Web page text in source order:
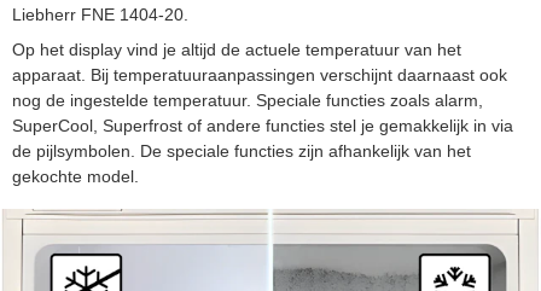
Liebherr FNE 1404-20.
Op het display vind je altijd de actuele temperatuur van het
apparaat. Bij temperatuuraanpassingen verschijnt daarnaast ook
nog de ingestelde temperatuur. Speciale functies zoals alarm,
SuperCool, Superfrost of andere functies stel je gemakkelijk in via
de pijlsymbolen. De speciale functies zijn afhankelijk van het
gekochte model.